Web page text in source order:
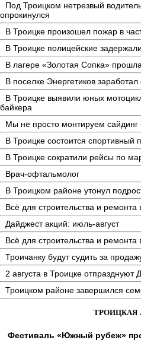
Под Троицком нетрезвый
опрокинулся
В Троицке произошел пожар в
В Троицке полицейские
В лагере «Золотая Сопка»
В поселке Энергетиков
В Троицке выявили юных
байкера
Мы не просто монтируем
В Троицке состоится спортивный
В Троицке сократили рейсы по
Врач-офтальмолог
В Троицком районе утонул
Всё для строительства и ремонта
Дайджест акций: июль-август
Всё для строительства и ремонта
Троичанку будут судить за
2 августа в Троицке отпразднуют
Троицком районе завершился
ТРОИЦКАЯ
Фестиваль «Южный рубеж»